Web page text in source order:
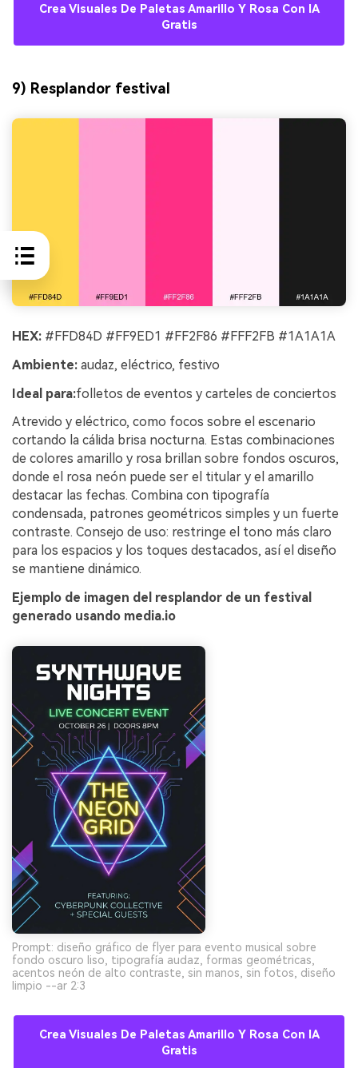
Crea Visuales De Paletas Amarillo Y Rosa Con IA
Gratis
9) Resplandor festival
HEX: #FFD84D #FF9ED1 #FF2F86 #FFF2FB #1A1A1A
Ambiente: audaz, eléctrico, festivo
Ideal para:folletos de eventos y carteles de conciertos
Atrevido y eléctrico, como focos sobre el escenario
cortando la cálida brisa nocturna. Estas combinaciones
de colores amarillo y rosa brillan sobre fondos oscuros,
donde el rosa neón puede ser el titular y el amarillo
destacar las fechas. Combina con tipografía
condensada, patrones geométricos simples y un fuerte
contraste. Consejo de uso: restringe el tono más claro
para los espacios y los toques destacados, así el diseño
se mantiene dinámico.
Ejemplo de imagen del resplandor de un festival
generado usando media.io
Prompt: diseño gráfico de flyer para evento musical sobre
fondo oscuro liso, tipografía audaz, formas geométricas,
acentos neón de alto contraste, sin manos, sin fotos, diseño
limpio --ar 2:3
Crea Visuales De Paletas Amarillo Y Rosa Con IA
Gratis